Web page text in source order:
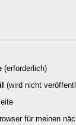
(erforderlich)
(wird nicht
für meinen